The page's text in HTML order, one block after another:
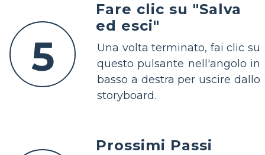
5
Fare clic su "Salva
ed esci"
Una volta terminato, fai clic su
questo pulsante nell'angolo in
basso a destra per uscire dallo
storyboard.
Prossimi Passi